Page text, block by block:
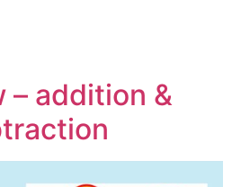
– addition &